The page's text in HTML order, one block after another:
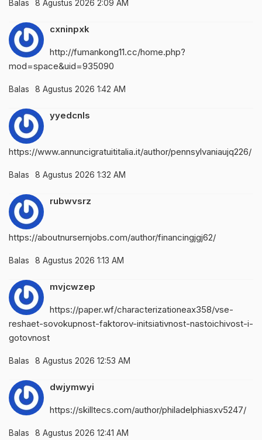
Balas 8 Agustus 2026 2:09 AM
cxninpxk
http://fumankong11.cc/home.php?
mod=space&uid=935090
Balas 8 Agustus 2026 1:42 AM
yyedcnls
https://www.annuncigratuititalia.it/author/pennsylvaniaujq226/
Balas 8 Agustus 2026 1:32 AM
rubwvsrz
https://aboutnursernjobs.com/author/financingjgj62/
Balas 8 Agustus 2026 1:13 AM
mvjcwzep
https://paper.wf/characterizationeax358/vse-
reshaet-sovokupnost-faktorov-initsiativnost-nastoichivost-i-
gotovnost
Balas 8 Agustus 2026 12:53 AM
dwjymwyi
https://skilltecs.com/author/philadelphiasxv5247/
Balas 8 Agustus 2026 12:41 AM